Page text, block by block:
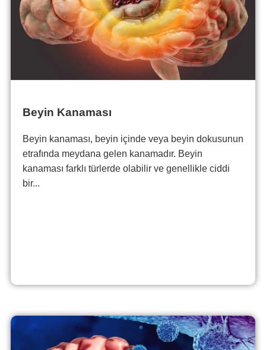
Beyin Kanaması
Beyin kanaması, beyin içinde veya beyin dokusunun
etrafında meydana gelen kanamadır. Beyin
kanaması farklı türlerde olabilir ve genellikle ciddi
bir...